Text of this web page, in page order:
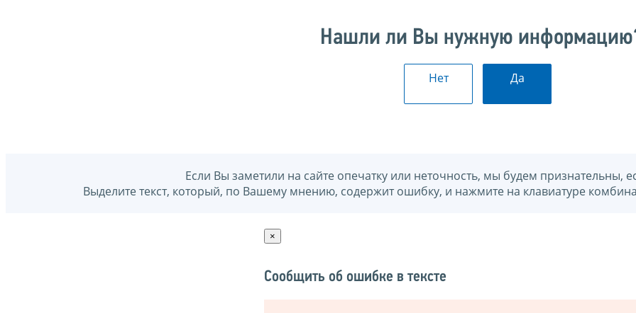
Нашли ли Вы нужную
Нет Да
Если Вы заметили на сайте опечатку или неточность, мы будем признательны,
Выделите текст, который, по Вашему мнению, содержит ошибку, и нажмите на клавиатуре
×
Сообщить об ошибке в тексте